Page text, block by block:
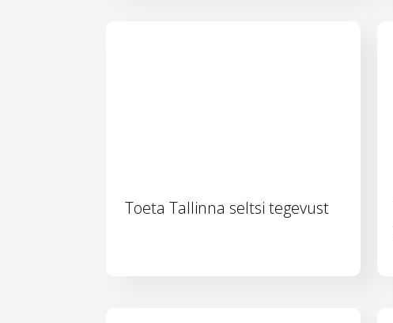
Toeta Tallinna seltsi tegevust